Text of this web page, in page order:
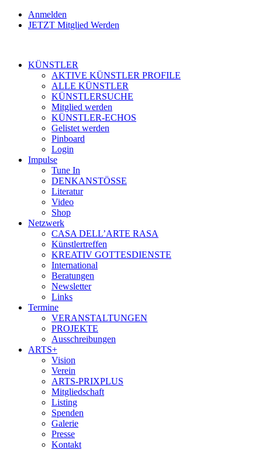
Anmelden
JETZT Mitglied Werden
KÜNSTLER
AKTIVE KÜNSTLER PROFILE
ALLE KÜNSTLER
KÜNSTLERSUCHE
Mitglied werden
KÜNSTLER-ECHOS
Gelistet werden
Pinboard
Login
Impulse
Tune In
DENKANSTÖSSE
Literatur
Video
Shop
Netzwerk
CASA DELL’ARTE RASA
Künstlertreffen
KREATIV GOTTESDIENSTE
International
Beratungen
Newsletter
Links
Termine
VERANSTALTUNGEN
PROJEKTE
Ausschreibungen
ARTS+
Vision
Verein
ARTS-PRIXPLUS
Mitgliedschaft
Listing
Spenden
Galerie
Presse
Kontakt